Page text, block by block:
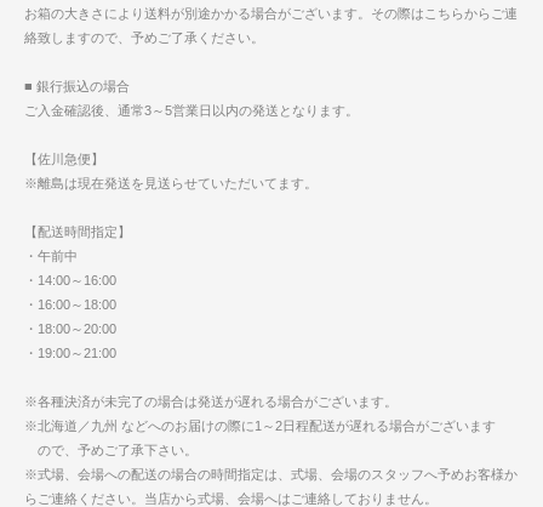
お箱の大きさにより送料が別途かかる場合がございます。その際はこちらからご連
絡致しますので、予めご了承ください。
■ 銀行振込の場合
ご入金確認後、通常3～5営業日以内の発送となります。
【佐川急便】
※離島は現在発送を見送らせていただいてます。
【配送時間指定】
・午前中
・14:00～16:00
・16:00～18:00
・18:00～20:00
・19:00～21:00
※各種決済が未完了の場合は発送が遅れる場合がございます。
※北海道／九州 などへのお届けの際に1～2日程配送が遅れる場合がございます
ので、予めご了承下さい。
※式場、会場への配送の場合の時間指定は、式場、会場のスタッフへ予めお客様か
らご連絡ください。当店から式場、会場へはご連絡しておりません。